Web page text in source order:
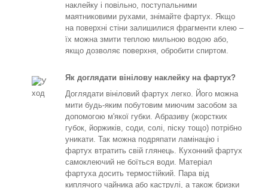
Як доглядати вінілову наклейку на фартух?
Доглядати вініловий фартух легко. Його можна
мити будь-яким побутовим миючим засобом за
допомогою м'якої губки. Абразиву (жорстких
губок, йоржиків, соди, солі, піску тощо) потрібно
уникати. Так можна подряпати ламінацію і
фартух втратить свій глянець. Кухонний фартух
самоклеючий не боїться води. Матеріал
фартуха досить термостійкий. Пара від
киплячого чайника або каструлі, а також бризки
наклейку і повільно, поступальними
маятниковими рухами, знімайте фартух. Якщо
на поверхні стіни залишилися фрагменти клею –
їх можна змити теплою мильною водою або,
якщо дозволяє поверхня, обробити спиртом.